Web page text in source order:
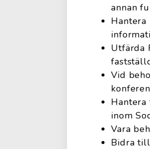
annan
Utfärda
Vid
inom
Vara
Bidra